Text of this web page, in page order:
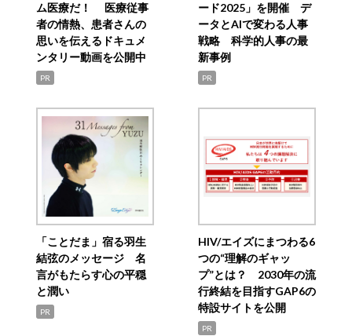
ム医療だ！ 医療従事
者の情熱、患者さんの
思いを伝えるドキュメ
ンタリー動画を公開中
PR
ード2025」を開催 デ
ータとAIで変わる人事
戦略 科学的人事の最
新事例
PR
「ことだま」宿る羽生
結弦のメッセージ 名
言がもたらす心の平穏
と潤い
PR
HIV/エイズにまつわる6
つの“理解のギャッ
プ”とは？ 2030年の流
行終結を目指すGAP6の
特設サイトを公開
PR